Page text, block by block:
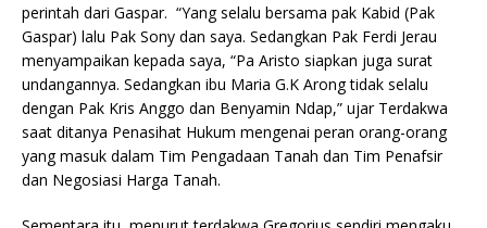
perintah dari Gaspar. “Yang selalu bersama pak Kabid (Pak
Gaspar) lalu Pak Sony dan saya. Sedangkan Pak Ferdi Jerau
menyampaikan kepada saya, “Pa Aristo siapkan juga surat
undangannya. Sedangkan ibu Maria G.K Arong tidak selalu
dengan Pak Kris Anggo dan Benyamin Ndap,” ujar Terdakwa
saat ditanya Penasihat Hukum mengenai peran orang-orang
yang masuk dalam Tim Pengadaan Tanah dan Tim Penafsir
dan Negosiasi Harga Tanah.